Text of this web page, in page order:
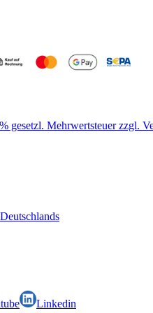
gesetzl. Mehrwertsteuer zzgl.
Linkedin